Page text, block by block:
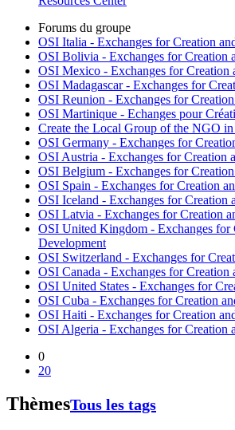
Forums du groupe
OSI Italia - Exchanges for Creation
OSI Bolivia - Exchanges for Creation
OSI Mexico - Exchanges for Creation
OSI Madagascar - Exchanges for
OSI Reunion - Exchanges for
OSI Martinique - Echanges pour
Create the Local Group of the NGO
OSI Germany - Exchanges for
OSI Austria - Exchanges for Creation
OSI Belgium - Exchanges for
OSI Spain - Exchanges for Creation
OSI Iceland - Exchanges for Creation
OSI Latvia - Exchanges for Creation
OSI United Kingdom - Exchanges for
Development
OSI Switzerland - Exchanges for
OSI Canada - Exchanges for Creation
OSI United States - Exchanges for
OSI Cuba - Exchanges for Creation
OSI Haiti - Exchanges for Creation
OSI Algeria - Exchanges for Creation
0
20
ThèmesTous les tags